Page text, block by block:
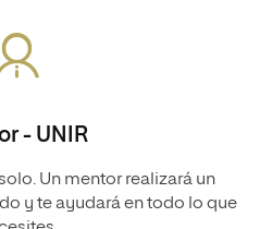
- UNIR
Un mentor realizará un
y te ayudará en todo lo que